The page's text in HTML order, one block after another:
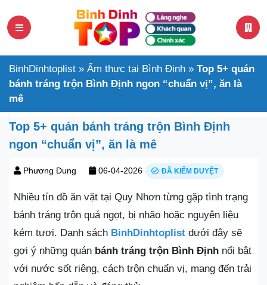
BinhDinhtoplist » Ẩm thực tại Bình Định » Top 5+ quán
bánh tráng trộn Bình Định ngon “chuẩn vị”, ăn là
mê
Top 5+ quán bánh tráng trộn Bình Định
ngon “chuẩn vị”, ăn là mê
Phương Dung 06-04-2026 ĐÃ KIỂM DUYỆT
Nhiều tín đồ ăn vặt tại Quy Nhơn từng gặp tình trạng
bánh tráng trộn quá ngọt, bị nhão hoặc nguyên liệu
kém tươi. Danh sách BinhDinhtoplist dưới đây sẽ
gợi ý những quán bánh tráng trộn Bình Định nổi bật
với nước sốt riêng, cách trộn chuẩn vị, mang đến trải